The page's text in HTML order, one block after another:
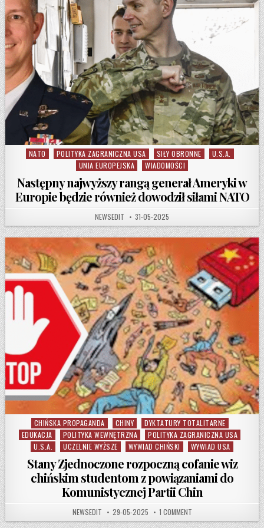
Posted in
NATO POLITYKA ZAGRANICZNA USA SIŁY OBRONNE
U.S.A.
UNIA EUROPEJSKA
WIADOMOŚCI
Następny najwyższy rangą generał Ameryki w
Europie będzie również dowodził siłami NATO
AUTHOR:
NEWSEDIT PUBLISHED DATE:
31-05-2025
Posted in
CHIŃSKA PROPAGANDA CHINY
DYKTATURY TOTALITARNE
EDUKACJA
POLITYKA WEWNĘTRZNA
POLITYKA ZAGRANICZNA USA
U.S.A.
UCZELNIE WYŻSZE WYWIAD CHIŃSKI WYWIAD USA
Stany Zjednoczone rozpoczną cofanie wiz
chińskim studentom z powiązaniami do
Komunistycznej Partii Chin
AUTHOR:
NEWSEDIT PUBLISHED DATE:
29-05-2025 1 COMMENTON STANY